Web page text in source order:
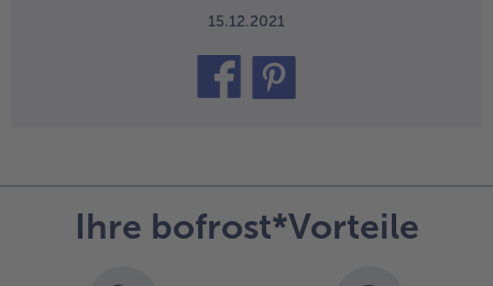
15.12.2021
Ihre bofrost*Vorteile